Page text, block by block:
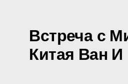
Встреча с
Китая Ван И